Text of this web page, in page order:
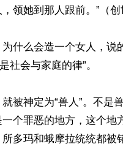
领她到那人跟前。”（创
什么会造一个女人，说
社会与家庭的律”。
被神定为“兽人”。不是
个罪恶的地方，这个地
多玛和蛾摩拉统统都被